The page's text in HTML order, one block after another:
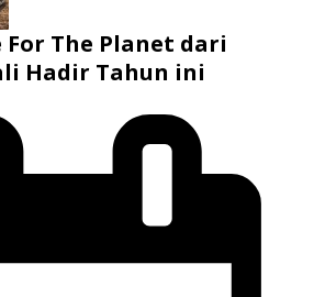
The Planet dari
Hadir Tahun ini